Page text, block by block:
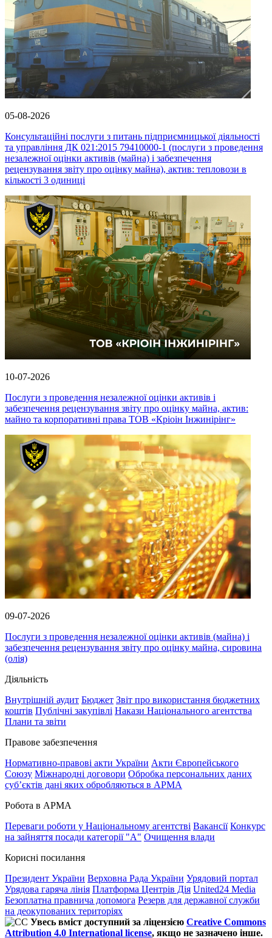
05-08-2026
Консультаційні послуги з питань підприємницької діяльності
та управління ДК 021:2015 79410000-1 (послуги з проведення
незалежної оцінки активів (майна) і забезпечення
рецензування звіту про оцінку майна), актив: тепловози в
кількості 3 одиниці
10-07-2026
Послуги з проведення незалежної оцінки активів і
забезпечення рецензування звіту про оцінку майна, актив:
майно та корпоративні права ТОВ «Кріоін Інжинірінг»
09-07-2026
Послуги з проведення незалежної оцінки активів (майна) і
забезпечення рецензування звіту про оцінку майна, сировина
(олія)
Діяльність
Внутрішній аудит Бюджет Звіт про використання бюджетних
коштів Публічні закупівлі Накази Національного агентства
Плани та звіти
Правове забезпечення
Нормативно-правові акти України Акти Європейського
Союзу Міжнародні договори Обробка персональних даних
субʼєктів дані яких обробляються в АРМА
Робота в АРМА
Переваги роботи у Національному агентстві Вакансії Конкурс
на зайняття посади категорії "А" Очищення влади
Корисні посилання
Президент України Верховна Рада України Урядовий портал
Урядова гаряча лінія Платформа Центрів Дія United24 Media
Безоплатна правнича допомога Резерв для державної служби
на деокупованих територіях
Увесь вміст доступний за ліцензією Creative Commons
Attribution 4.0 International license, якщо не зазначено інше.